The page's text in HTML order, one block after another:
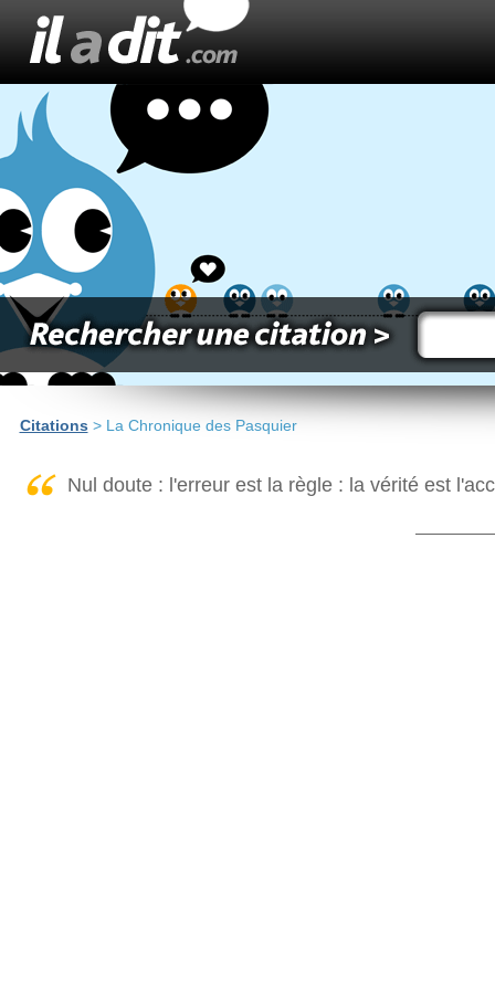
Citations > La Chronique des Pasquier
Nul doute : l'erreur est la règle : la vérité est